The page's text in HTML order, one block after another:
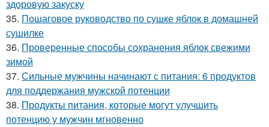
здоровую закуску
35. Пошаговое руководство по сушке яблок в домашней
сушилке
36. Проверенные способы сохранения яблок свежими
зимой
37. Сильные мужчины начинают с питания: 6 продуктов
для поддержания мужской потенции
38. Продукты питания, которые могут улучшить
потенцию у мужчин мгновенно